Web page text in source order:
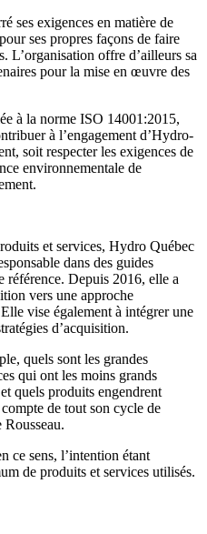
ses exigences en matière de
ses propres façons de faire
L’organisation offre d’ailleurs sa
pour la mise en œuvre des
à la norme ISO 14001:2015,
à l’engagement d’Hydro-
soit respecter les exigences de
environnementale de
et services, Hydro Québec
dans des guides
référence. Depuis 2016, elle a
vers une approche
vise également à intégrer une
d’acquisition.
quels sont les grandes
qui ont les moins grands
quels produits engendrent
de tout son cycle de
ce sens, l’intention étant
de produits et services utilisés.